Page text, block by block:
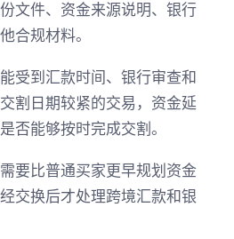
文件、资金来源说明、银行
合规材料。
受到汇款时间、银行审查和
割日期较紧的交易，资金延
否能够按时完成交割。
要比普通买家更早规划资金
交换后才处理跨境汇款和银